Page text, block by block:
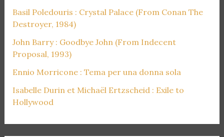
Basil Poledouris : Crystal Palace (From Conan The
Destroyer, 1984)
John Barry : Goodbye John (From Indecent
Proposal, 1993)
Ennio Morricone : Tema per una donna sola
Isabelle Durin et Michaël Ertzscheid : Exile to
Hollywood